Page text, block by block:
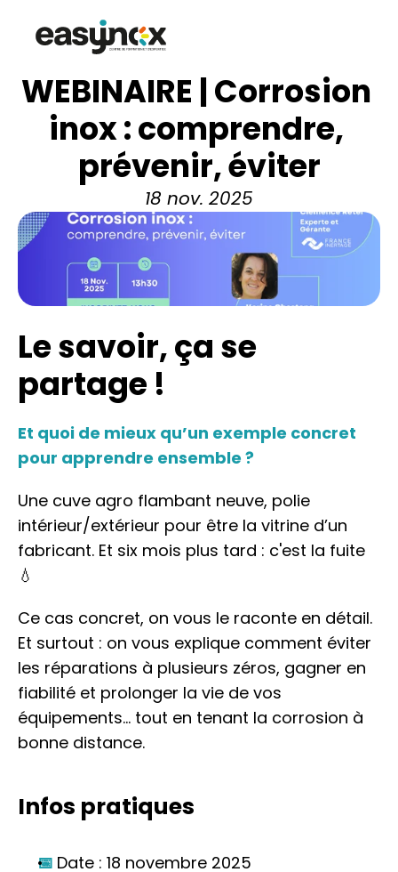
WEBINAIRE | Corrosion
inox : comprendre,
prévenir, éviter
18 nov. 2025
Le savoir, ça se
partage !
Et quoi de mieux qu’un exemple concret
pour apprendre ensemble ?
Une cuve agro flambant neuve, polie
intérieur/extérieur pour être la vitrine d’un
fabricant. Et six mois plus tard : c'est la fuite
💧
Ce cas concret, on vous le raconte en détail.
Et surtout : on vous explique comment éviter
les réparations à plusieurs zéros, gagner en
fiabilité et prolonger la vie de vos
équipements… tout en tenant la corrosion à
bonne distance.
Infos pratiques
📅 Date : 18 novembre 2025